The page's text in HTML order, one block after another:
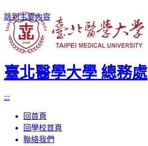
跳到主要內容
臺北醫學大學 總務處
:::
回首頁
回學校首頁
聯絡我們